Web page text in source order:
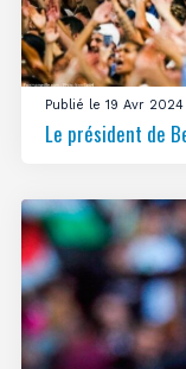
Publié le 19 Avr
Le président de